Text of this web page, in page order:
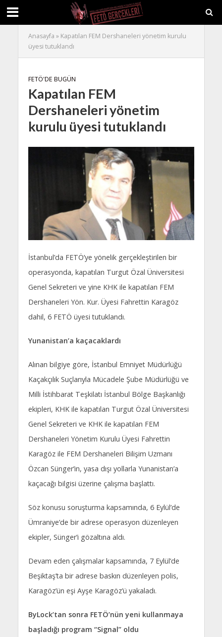
Anasayfa » Kapatılan FEM Dershaneleri yönetim kurulu
üyesi tutuklandı
FETÖ'DE BUGÜN
Kapatılan FEM
Dershaneleri yönetim
kurulu üyesi tutuklandı
İstanbul’da FETÖ’ye yönelik gerçekleştirilen bir
operasyonda, kapatılan Turgut Özal Üniversitesi
Genel Sekreteri ve yine KHK ile kapatılan FEM
Dershaneleri Yön. Kur. Üyesi Fahrettin Karagöz
dahil, 6 FETÖ üyesi tutuklandı.
Yunanistan’a kaçacaklardı
Alınan bilgiye göre, İstanbul Emniyet Müdürlüğü
Kaçakçılık Suçlarıyla Mücadele Şube Müdürlüğü ve
Milli İstihbarat Teşkilatı İstanbul Bölge Başkanlığı
ekipleri, KHK ile kapatılan Turgut Özal Üniversitesi
Genel Sekreteri ve KHK ile kapatılan FEM
Dershaneleri Yönetim Kurulu Üyesi Fahrettin
Karagöz ile FEM Dershaneleri Bilişim Uzmanı
Özcan Sünger’in, yasa dışı yollarla Yunanistan’a
kaçacağı bilgisi üzerine çalışma başlattı.
Söz konusu soruşturma kapsamında, 6 Eylül’de
Ümraniye’de bir adrese operasyon düzenleyen
ekipler, Sünger’i gözaltına aldı.
Devam eden çalışmalar kapsamında, 7 Eylül’de
Beşiktaş’ta bir adrese baskın düzenleyen polis,
Karagöz’ün eşi Ayşe Karagöz’ü yakaladı.
ByLock’tan sonra FETÖ’nün yeni kullanmaya
başladığı program “Signal” oldu